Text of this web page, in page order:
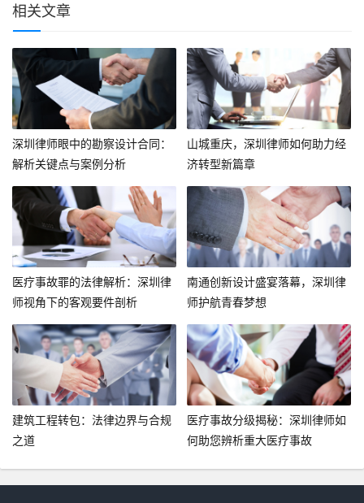
相关文章
深圳律师眼中的勘察设计合同：
解析关键点与案例分析
山城重庆，深圳律师如何助力经
济转型新篇章
医疗事故罪的法律解析：深圳律
师视角下的客观要件剖析
南通创新设计盛宴落幕，深圳律
师护航青春梦想
建筑工程转包：法律边界与合规
之道
医疗事故分级揭秘：深圳律师如
何助您辨析重大医疗事故